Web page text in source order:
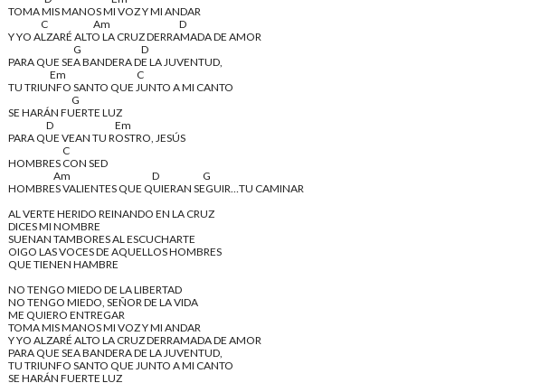
TOMA MIS MANOS MI VOZ Y MI ANDAR
                  C                         Am                                      D
Y YO ALZARÉ ALTO LA CRUZ DERRAMADA DE AMOR
                                    G                                 D
PARA QUE SEA BANDERA DE LA JUVENTUD,
                       Em                                       C
TU TRIUNFO SANTO QUE JUNTO A MI CANTO
                                   G
SE HARÁN FUERTE LUZ
                     D                                  Em
PARA QUE VEAN TU ROSTRO, JESÚS
                              C
HOMBRES CON SED
                         Am                                             D                        G
HOMBRES VALIENTES QUE QUIERAN SEGUIR…TU CAMINAR
AL VERTE HERIDO REINANDO EN LA CRUZ
DICES MI NOMBRE
SUENAN TAMBORES AL ESCUCHARTE
OIGO LAS VOCES DE AQUELLOS HOMBRES
QUE TIENEN HAMBRE
NO TENGO MIEDO DE LA LIBERTAD
NO TENGO MIEDO, SEÑOR DE LA VIDA
ME QUIERO ENTREGAR
TOMA MIS MANOS MI VOZ Y MI ANDAR
Y YO ALZARÉ ALTO LA CRUZ DERRAMADA DE AMOR
PARA QUE SEA BANDERA DE LA JUVENTUD,
TU TRIUNFO SANTO QUE JUNTO A MI CANTO
SE HARÁN FUERTE LUZ